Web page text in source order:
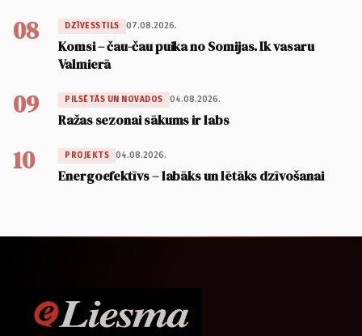
08 DZĪVESSTILS 07.08.2026.
Komsi – čau-čau puika no Somijas. Ik vasaru
Valmierā
09 PILSĒTĀS UN NOVADOS 04.08.2026.
Ražas sezonai sākums ir labs
10 PROJEKTS 04.08.2026.
Energoefektīvs – labāks un lētāks dzīvošanai